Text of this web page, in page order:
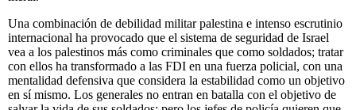
Una combinación de debilidad militar palestina e intenso escrutinio
internacional ha provocado que el sistema de seguridad de Israel
vea a los palestinos más como criminales que como soldados; tratar
con ellos ha transformado a las FDI en una fuerza policial, con una
mentalidad defensiva que considera la estabilidad como un objetivo
en sí mismo. Los generales no entran en batalla con el objetivo de